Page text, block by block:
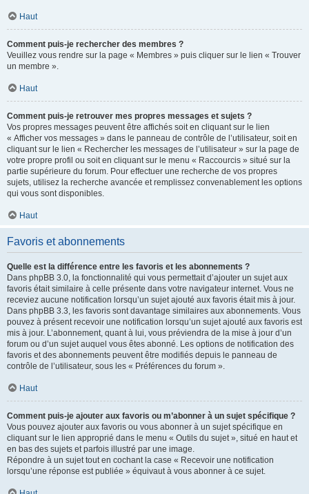
Haut
Comment puis-je rechercher des membres ?
Veuillez vous rendre sur la page « Membres » puis cliquer sur le lien « Trouver
un membre ».
Haut
Comment puis-je retrouver mes propres messages et sujets ?
Vos propres messages peuvent être affichés soit en cliquant sur le lien
« Afficher vos messages » dans le panneau de contrôle de l’utilisateur, soit en
cliquant sur le lien « Rechercher les messages de l’utilisateur » sur la page de
votre propre profil ou soit en cliquant sur le menu « Raccourcis » situé sur la
partie supérieure du forum. Pour effectuer une recherche de vos propres
sujets, utilisez la recherche avancée et remplissez convenablement les options
qui vous sont disponibles.
Haut
Favoris et abonnements
Quelle est la différence entre les favoris et les abonnements ?
Dans phpBB 3.0, la fonctionnalité qui vous permettait d’ajouter un sujet aux
favoris était similaire à celle présente dans votre navigateur internet. Vous ne
receviez aucune notification lorsqu’un sujet ajouté aux favoris était mis à jour.
Dans phpBB 3.3, les favoris sont davantage similaires aux abonnements. Vous
pouvez à présent recevoir une notification lorsqu’un sujet ajouté aux favoris est
mis à jour. L’abonnement, quant à lui, vous préviendra de la mise à jour d’un
forum ou d’un sujet auquel vous êtes abonné. Les options de notification des
favoris et des abonnements peuvent être modifiés depuis le panneau de
contrôle de l’utilisateur, sous les « Préférences du forum ».
Haut
Comment puis-je ajouter aux favoris ou m’abonner à un sujet spécifique ?
Vous pouvez ajouter aux favoris ou vous abonner à un sujet spécifique en
cliquant sur le lien approprié dans le menu « Outils du sujet », situé en haut et
en bas des sujets et parfois illustré par une image.
Répondre à un sujet tout en cochant la case « Recevoir une notification
lorsqu’une réponse est publiée » équivaut à vous abonner à ce sujet.